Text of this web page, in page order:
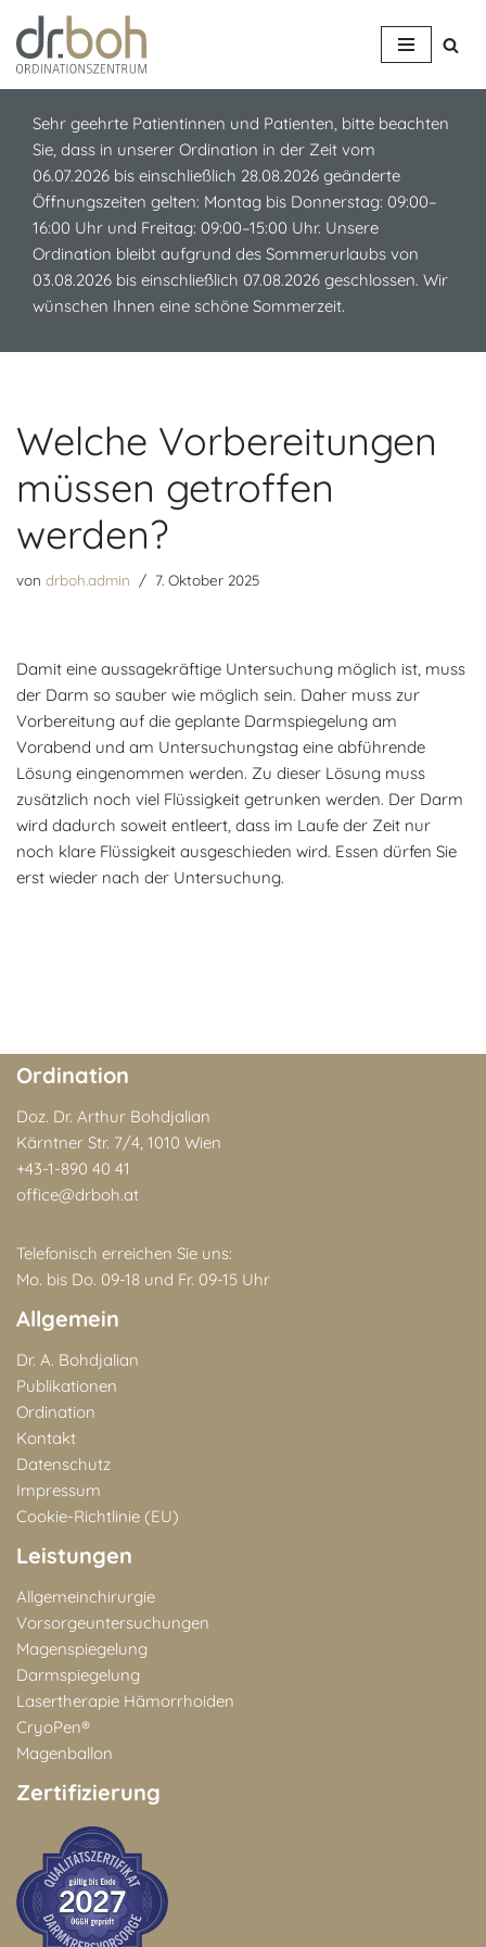
Z
u
g
e
Sehr geehrte Patientinnen und Patienten, bitte beachten
Sie, dass in unserer Ordination in der Zeit vom
06.07.2026 bis einschließlich 28.08.2026 geänderte
Öffnungszeiten gelten: Montag bis Donnerstag: 09:00–
16:00 Uhr und Freitag: 09:00–15:00 Uhr. Unsere
Ordination bleibt aufgrund des Sommerurlaubs von
03.08.2026 bis einschließlich 07.08.2026 geschlossen. Wir
wünschen Ihnen eine schöne Sommerzeit.
Welche Vorbereitungen
müssen getroffen
werden?
von drboh.admin 7. Oktober 2025
Damit eine aussagekräftige Untersuchung möglich ist, muss
der Darm so sauber wie möglich sein. Daher muss zur
Vorbereitung auf die geplante Darmspiegelung am
Vorabend und am Untersuchungstag eine abführende
Lösung eingenommen werden. Zu dieser Lösung muss
zusätzlich noch viel Flüssigkeit getrunken werden. Der Darm
wird dadurch soweit entleert, dass im Laufe der Zeit nur
noch klare Flüssigkeit ausgeschieden wird. Essen dürfen Sie
erst wieder nach der Untersuchung.
Ordination
Doz. Dr. Arthur Bohdjalian
Kärntner Str. 7/4, 1010 Wien
+43-1-890 40 41
office@drboh.at
Telefonisch erreichen Sie uns:
Mo. bis Do. 09-18 und Fr. 09-15 Uhr
Allgemein
Dr. A. Bohdjalian
Publikationen
Ordination
Kontakt
Datenschutz
Impressum
Cookie-Richtlinie (EU)
Leistungen
Allgemeinchirurgie
Vorsorgeuntersuchungen
Magenspiegelung
Darmspiegelung
Lasertherapie Hämorrhoiden
CryoPen®
Magenballon
Zertifizierung